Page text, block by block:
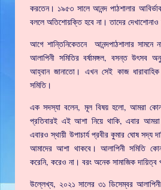
করতেন। ১৯৫৩ সালে আনন্দ পাঠশালার
বললে অতিশোয়ক্তি হবে না। তাদের
আগে শান্তিনিকেতনে আনন্দপাঠশালার সামনে
আলাপিনী সমিতির বর্ষামঙ্গল, বসন্ত উৎসব
আহ্বান জানাতো। এখন সেই কাজ
সমিতি।
এক সদস্যা বলেন, মূল বিষয় হলো, আমরা
প্রতিবারই এই আশা নিয়ে থাকি, এবার
এবারও স্থায়ী উপাচার্য প্রবীর কুমার ঘোষ সদ্য
আমাদের আশা থাকবে। আলাপিনী সমিতি
করেনি, করেও না। বরং অনেক সামাজিক দায়িত্ব
উল্লেখ্য, ২০২১ সালের ৩১ ডিসেম্বর